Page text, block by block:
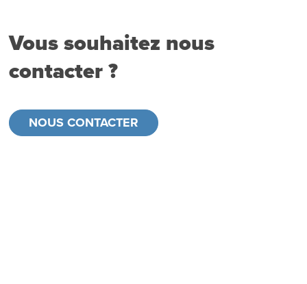
Vous souhaitez nous
contacter ?
NOUS CONTACTER